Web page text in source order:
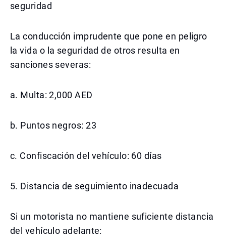
seguridad
La conducción imprudente que pone en peligro
la vida o la seguridad de otros resulta en
sanciones severas:
a. Multa: 2,000 AED
b. Puntos negros: 23
c. Confiscación del vehículo: 60 días
5. Distancia de seguimiento inadecuada
Si un motorista no mantiene suficiente distancia
del vehículo adelante: